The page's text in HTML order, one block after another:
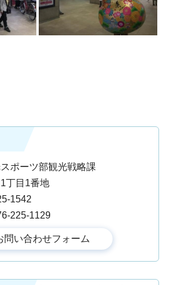
ポーツ部観光戦略課
丁目1番地
1542
225-1129